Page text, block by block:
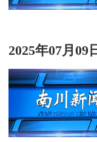
2025年07月09